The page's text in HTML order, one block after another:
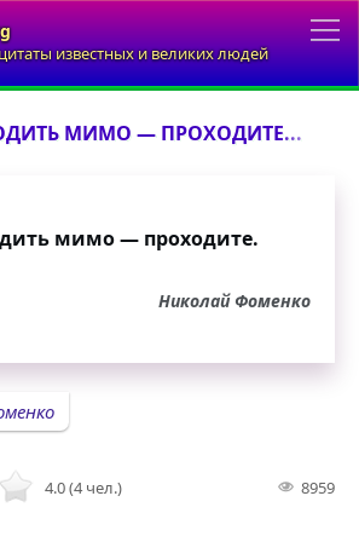
известных и великих людей
МИМО — ПРОХОДИТЕ...
мимо — проходите.
Николай Фоменко
4.0 (4 чел.) 8959